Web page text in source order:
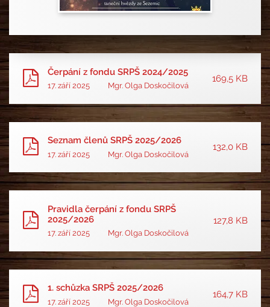
Čerpání z fondu SRPŠ 2024/2025
17. září 2025 Mgr. Olga Doskočilová
169,5 KB
Seznam členů SRPŠ 2025/2026
17. září 2025 Mgr. Olga Doskočilová
132,0 KB
Pravidla čerpání z fondu SRPŠ
2025/2026
17. září 2025 Mgr. Olga Doskočilová
127,8 KB
1. schůzka SRPŠ 2025/2026
17. září 2025 Mgr. Olga Doskočilová
164,7 KB